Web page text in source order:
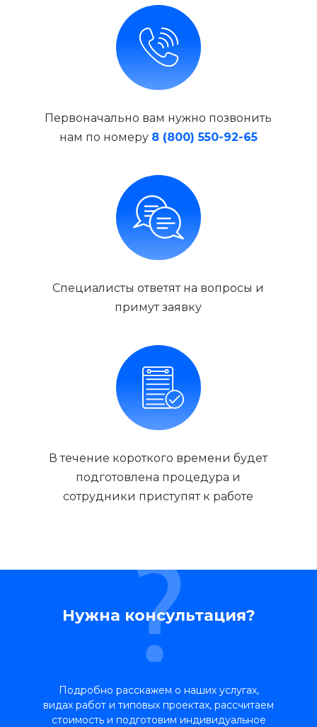
Первоначально вам нужно позвонить
нам по номеру 8 (800) 550-92-65
Специалисты ответят на вопросы и
примут заявку
В течение короткого времени будет
подготовлена процедура и
сотрудники приступят к работе
Нужна консультация?
Подробно расскажем о наших услугах,
видах работ и типовых проектах, рассчитаем
стоимость и подготовим индивидуальное